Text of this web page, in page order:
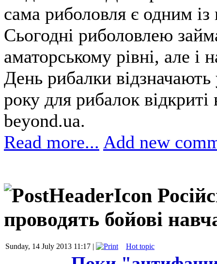
сама риболовля є одним
Сьогодні риболовлею
аматорському рівні, але
День рибалки
року для рибалок
beyond.ua.
Read more... Add new
проводять бойові
Sunday, 14 July 2013 11:17 | Hot topic